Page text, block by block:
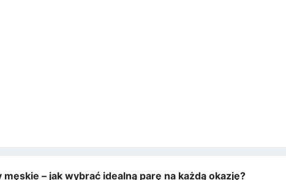
– jak wybrać idealną parę na każdą okazję?